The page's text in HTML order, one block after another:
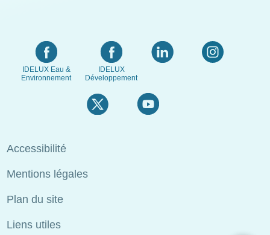
IDELUX Eau &
Environnement
IDELUX
Développement
Menu
Pied
de
page
Accessibilité
Mentions légales
Plan du site
Liens utiles